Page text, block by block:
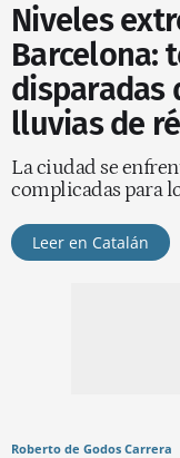
Niveles
Barcelona:
disparadas
lluvias de
La ciudad se
complicadas para
Leer en Catalán
Roberto de Godos Carrera